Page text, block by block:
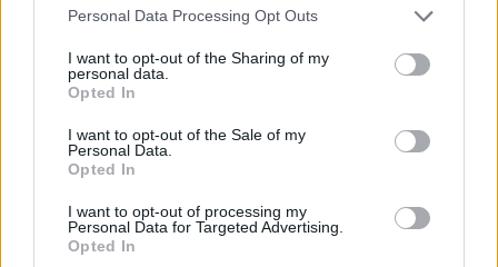
Please note that this website/app uses one or more Google
not limited to your visit or usage behaviour. You may click to
grant or deny consent to Google and its third-party tags to
use your data for below specified purposes in below Google
consent section.
Personal Data Processing Opt Outs
I want to opt-out of the Sharing of my
personal data.
Opted In
I want to opt-out of the Sale of my
Personal Data.
Opted In
I want to opt-out of processing my
Personal Data for Targeted Advertising.
Opted In
Υποβολή σχολίου
Όροι Χρήσης . Το site προστατεύεται από reCAPTCHA, ισχύουν